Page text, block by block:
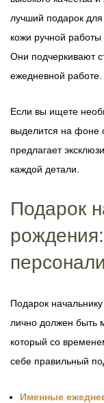
лучший подарок для
кожи ручной
Они подчеркивают
ежедневной работе.
Если вы ищете
выделится на фоне
предлагает
каждой детали.
Подарок
Подарок
лично должен быть
который со
себе правильный
Именные